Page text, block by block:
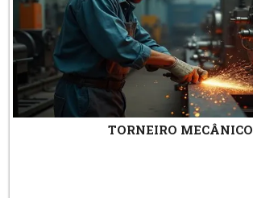
TORNEIRO MECÂNICO